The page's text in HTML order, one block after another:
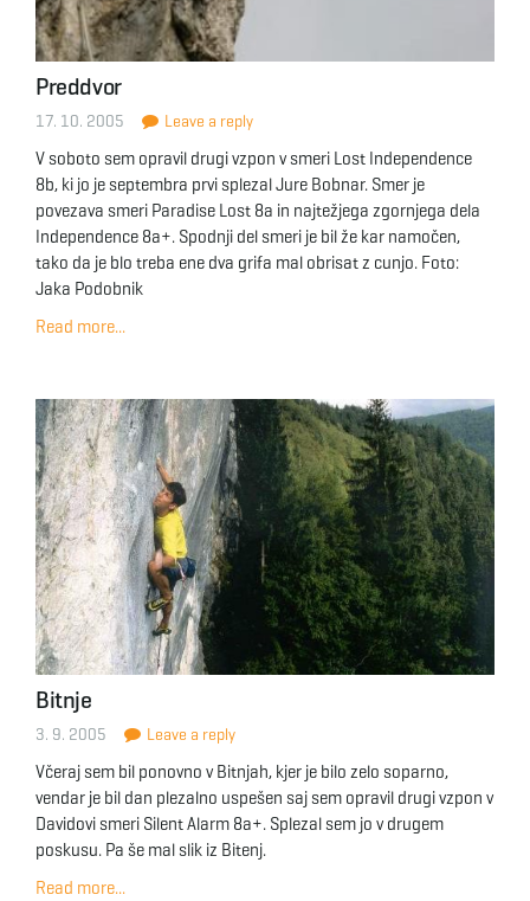
Preddvor
17. 10. 2005 Leave a reply
V soboto sem opravil drugi vzpon v smeri Lost Independence
8b, ki jo je septembra prvi splezal Jure Bobnar. Smer je
povezava smeri Paradise Lost 8a in najtežjega zgornjega dela
Independence 8a+. Spodnji del smeri je bil že kar namočen,
tako da je blo treba ene dva grifa mal obrisat z cunjo. Foto:
Jaka Podobnik
Read more...
Bitnje
3. 9. 2005 Leave a reply
Včeraj sem bil ponovno v Bitnjah, kjer je bilo zelo soparno,
vendar je bil dan plezalno uspešen saj sem opravil drugi vzpon v
Davidovi smeri Silent Alarm 8a+. Splezal sem jo v drugem
poskusu. Pa še mal slik iz Bitenj.
Read more...